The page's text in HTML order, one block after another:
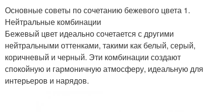
Основные советы по сочетанию бежевого цвета 1.
Нейтральные комбинации
Бежевый цвет идеально сочетается с другими
нейтральными оттенками, такими как белый, серый,
коричневый и черный. Эти комбинации создают
спокойную и гармоничную атмосферу, идеальную для
интерьеров и нарядов.